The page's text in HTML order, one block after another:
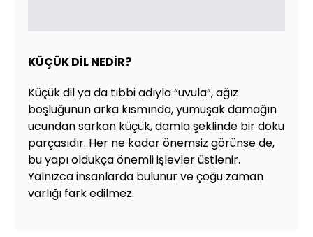
KÜÇÜK DİL NEDİR?
Küçük dil ya da tıbbi adıyla “uvula”, ağız
boşluğunun arka kısmında, yumuşak damağın
ucundan sarkan küçük, damla şeklinde bir doku
parçasıdır. Her ne kadar önemsiz görünse de,
bu yapı oldukça önemli işlevler üstlenir.
Yalnızca insanlarda bulunur ve çoğu zaman
varlığı fark edilmez.